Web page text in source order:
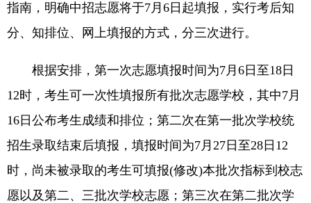
指南，明确中招志愿将于7月6日起填报，实行考后知
分、知排位、网上填报的方式，分三次进行。
根据安排，第一次志愿填报时间为7月6日至18日
12时，考生可一次性填报所有批次志愿学校，其中7月
16日公布考生成绩和排位；第二次在第一批次学校统
招生录取结束后填报，填报时间为7月27日至28日12
时，尚未被录取的考生可填报(修改)本批次指标到校志
愿以及第二、三批次学校志愿；第三次在第二批次学